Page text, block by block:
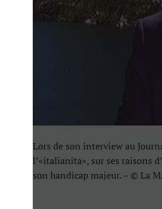
Lors de son interview au
l’«italianita», sur ses raisons
son handicap majeur. – © La